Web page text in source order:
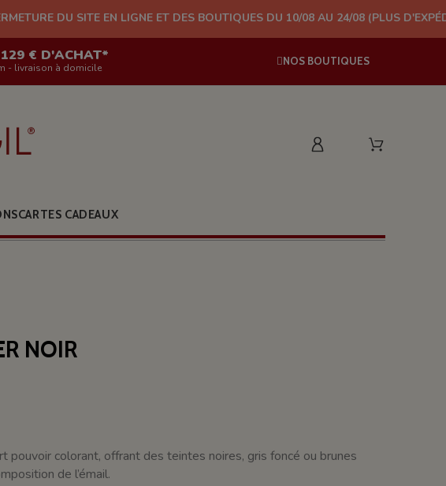
SITE EN LIGNE ET DES BOUTIQUES DU 10/08 AU 24/08 (PLUS D'EXPÉDITION À
€ D'ACHAT*
- livraison à domicile
NOS BOUTIQUES
CARTES CADEAUX
NOIR
pouvoir colorant, offrant des teintes noires, gris foncé ou brunes
de l’émail.